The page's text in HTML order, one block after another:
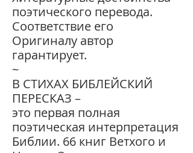
поэтического перевода.
Соответствие его
Оригиналу автор
гарантирует.
~
В СТИХАХ БИБЛЕЙСКИЙ
ПЕРЕСКАЗ –
это первая полная
поэтическая интерпретация
Библии. 66 книг Ветхого и